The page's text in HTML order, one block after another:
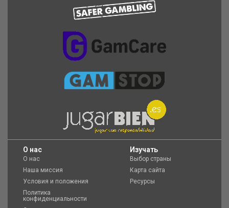
O нас
О нас
Наша миссия
Условия и положения
Политика
конфиденциальности
Изучать
Выбор страны
Карта сайта
Ресурсы